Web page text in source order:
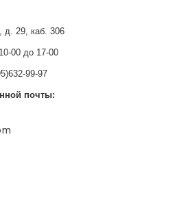
д. 29, каб. 306
00 до 17-00
99-97
почты: